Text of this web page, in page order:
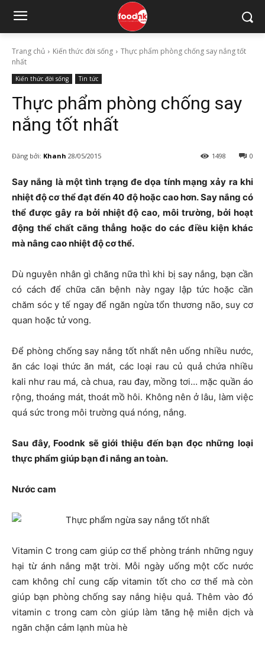
Trang chủ Kiến thức đời sống
Thực phẩm phòng chống say nắng tốt
nhất
Kiến thức đời sống Tin tức
Thực phẩm phòng chống say
nắng tốt nhất
Đăng bởi: Khanh 28/05/2015 0
1498
Say nắng là một tình trạng đe dọa tính mạng xảy ra khi
nhiệt độ cơ thể đạt đến 40 độ hoặc cao hơn. Say nắng có
thể được gây ra bởi nhiệt độ cao, môi trường, bởi hoạt
động thể chất căng thẳng hoặc do các điều kiện khác
mà nâng cao nhiệt độ cơ thể.
Dù nguyên nhân gì chăng nữa thì khi bị say nắng, bạn cần
có cách để chữa căn bệnh này ngay lập tức hoặc cần
chăm sóc y tế ngay để ngăn ngừa tổn thương não, suy cơ
quan hoặc tử vong.
Để phòng chống say nắng tốt nhất nên uống nhiều nước,
ăn các loại thức ăn mát, các loại rau củ quả chứa nhiều
kali như rau má, cà chua, rau đay, mồng tơi… mặc quần áo
rộng, thoáng mát, thoát mồ hôi. Không nên ở lâu, làm việc
quá sức trong môi trường quá nóng, nắng.
Sau đây, Foodnk sẽ giới thiệu đến bạn đọc những loại
thực phẩm giúp bạn đi nắng an toàn.
Nước cam
Vitamin C trong cam giúp cơ thể phòng tránh những nguy
hại từ ánh nắng mặt trời. Mỗi ngày uống một cốc nước
cam không chỉ cung cấp vitamin tốt cho cơ thể mà còn
giúp bạn phòng chống say nắng hiệu quả. Thêm vào đó
vitamin c trong cam còn giúp làm tăng hệ miễn dịch và
ngăn chặn cảm lạnh mùa hè